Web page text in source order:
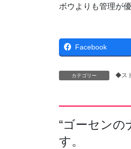
ボウよりも管理が
Facebook
カテゴリー ◆ス
“ゴーセンの
す。